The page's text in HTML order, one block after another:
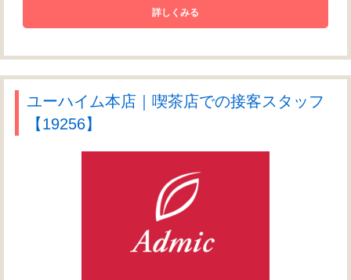
詳しくみる
ユーハイム本店｜喫茶店での接客スタッフ
【19256】